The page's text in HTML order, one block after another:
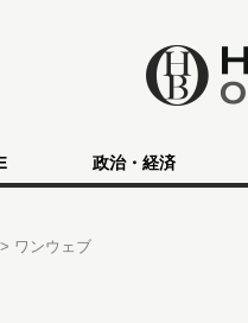
政治・経済
ワンウェブ